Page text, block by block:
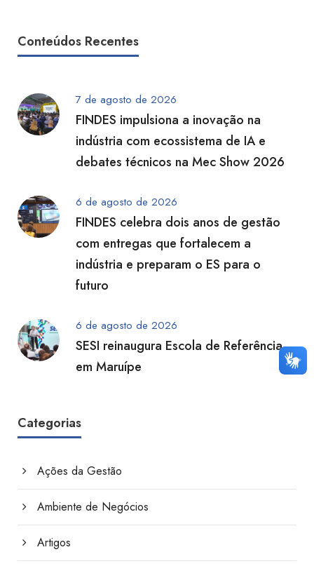
Conteúdos Recentes
7 de agosto de 2026
FINDES impulsiona a inovação na
indústria com ecossistema de IA e
debates técnicos na Mec Show 2026
6 de agosto de 2026
FINDES celebra dois anos de gestão
com entregas que fortalecem a
indústria e preparam o ES para o
futuro
6 de agosto de 2026
SESI reinaugura Escola de Referência
em Maruípe
Categorias
Ações da Gestão
Ambiente de Negócios
Artigos